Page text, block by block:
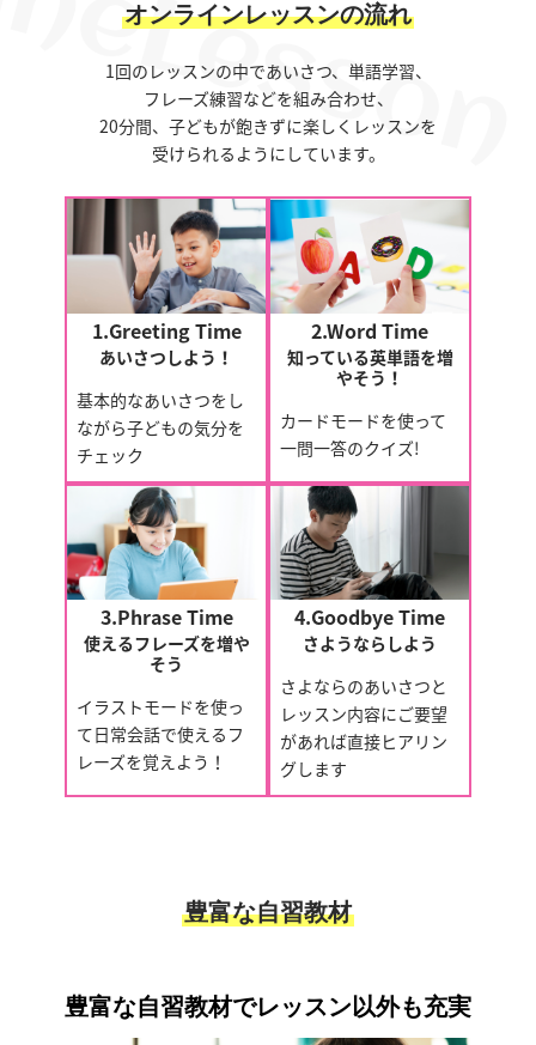
オンラインレッスンの流れ
1回のレッスンの中であいさつ、単語学習、
フレーズ練習などを組み合わせ、
20分間、子どもが飽きずに楽しくレッスンを
受けられるようにしています。
1.Greeting Time
あいさつしよう！
基本的なあいさつをし
ながら子どもの気分を
チェック
2.Word Time
知っている英単語を増
やそう！
カードモードを使って
一問一答のクイズ!
3.Phrase Time
使えるフレーズを増や
そう
イラストモードを使っ
て日常会話で使えるフ
レーズを覚えよう！
4.Goodbye Time
さようならしよう
さよならのあいさつと
レッスン内容にご要望
があれば直接ヒアリン
グします
豊富な自習教材
豊富な自習教材でレッスン以外も充実